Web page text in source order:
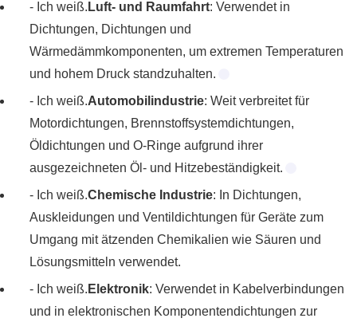
- Ich weiß. Luft- und Raumfahrt: Verwendet in
Dichtungen, Dichtungen und
Wärmedämmkomponenten, um extremen Temperaturen
und hohem Druck standzuhalten.
- Ich weiß.Automobilindustrie: Weit verbreitet für
Motordichtungen, Brennstoffsystemdichtungen,
Öldichtungen und O-Ringe aufgrund ihrer
ausgezeichneten Öl- und Hitzebeständigkeit.
- Ich weiß.Chemische Industrie: In Dichtungen,
Auskleidungen und Ventildichtungen für Geräte zum
Umgang mit ätzenden Chemikalien wie Säuren und
Lösungsmitteln verwendet.
- Ich weiß. Elektronik: Verwendet in Kabelverbindungen
und in elektronischen Komponentendichtungen zur